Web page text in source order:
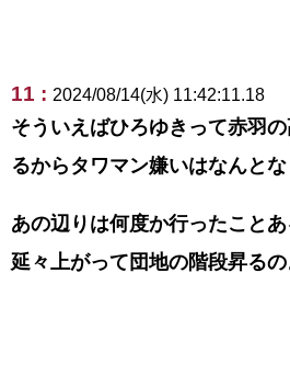
11 : 2024/08/14(水) 11:42:11.18
そういえばひろゆきって赤羽
るからタワマン嫌いはなんと
あの辺りは何度か行ったこと
延々上がって団地の階段昇る